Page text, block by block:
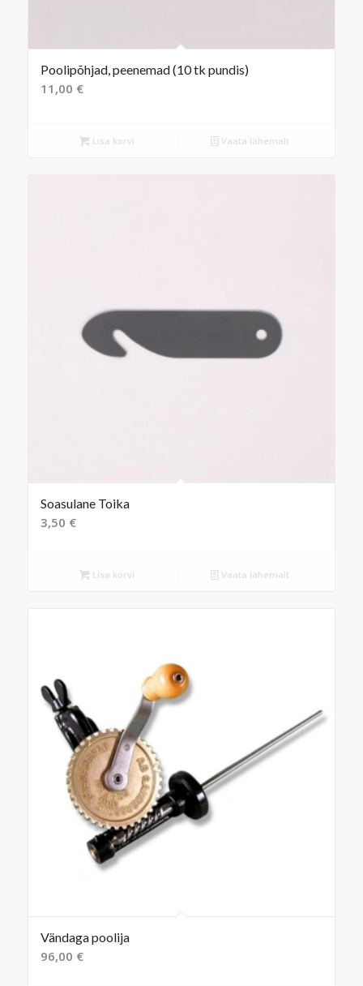
Poolipõhjad, peenemad (10 tk pundis)
11,00 €
Lisa korvi Vaata lähemalt
Soasulane Toika
3,50 €
Lisa korvi Vaata lähemalt
Vändaga poolija
96,00 €